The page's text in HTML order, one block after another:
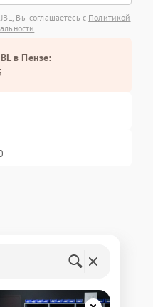
Вы соглашаетесь с Политикой
в Пензе: